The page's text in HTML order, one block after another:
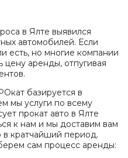
в Ялте выявился
автомобилей. Если
есть, но многие компании
цену аренды, отпугивая
базируется в
мы услуги по всему
прокат авто в Ялте
к нам и мы доставим вам
в кратчайший период.
сам процесс аренды: